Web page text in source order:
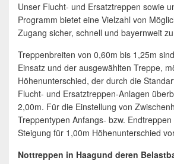
Unser Flucht- und Ersatztreppen sowie
Programm bietet eine Vielzahl von
Zugang sicher, schnell und bayernweit
Treppenbreiten von 0,60m bis 1,25m
Einsatz und der ausgewählten Treppe,
Höhenunterschied, der durch die
Flucht- und Ersatztreppen-Anlagen
2,00m. Für die Einstellung von
Treppentypen Anfangs- bzw.
Steigung für 1,00m Höhenunterschied
Nottreppen in Haagund deren